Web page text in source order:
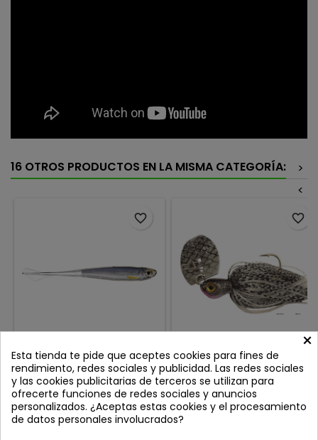
16 OTROS PRODUCTOS EN LA MISMA CATEGORÍA:
>
<
LIVETARGET GHOST TAIL
MINNOW 9.5CM SILVER
SMOKEReview(s):0
Cuando los peces están
recelosos y las condiciones
se complican, el LIVETARGET
Precio
9,75 €
favorite_border
AGR CHATTERBAIT GOLIAT
SILVER SHAD
Review(s):
"Chatterbait que vibra a la
mínima velocidad de
favorite_border
×
Esta tienda te pide que aceptes cookies para fines de
rendimiento, redes sociales y publicidad. Las redes sociales
y las cookies publicitarias de terceros se utilizan para
ofrecerte funciones de redes sociales y anuncios
personalizados. ¿Aceptas estas cookies y el procesamiento
de datos personales involucrados?